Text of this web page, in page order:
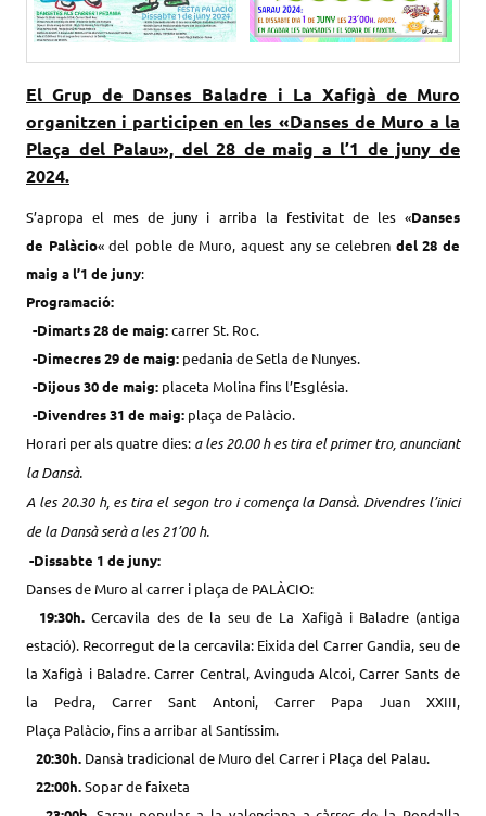
El Grup de Danses Baladre i La Xafigà de Muro
organitzen i participen en les «Danses de Muro a la
Plaça del Palau», del 28 de maig a l’1 de juny de
2024.
S’apropa el mes de juny i arriba la festivitat de les «Danses
de Palàcio«del poble de Muro, aquest any se celebren del 28 de
maig a l’1 de juny:
Programació:
-Dimarts 28de maig:carrer St. Roc.
-Dimecres29 de maig: pedania de Setla de Nunyes.
-Dijous30de maig: placeta Molina fins l’Església.
-Divendres31 de maig: plaça de Palàcio.
Horari per als quatre dies: a les 20.00 h es tira el primer tro, anunciant
la Dansà.
A les 20.30 h, es tira el segon tro i comença la Dansà. Divendres l’inici
de la Dansà serà a les 21’00 h.
-Dissabte 1 de juny:
Danses de Muro al carrer i plaça de PALÀCIO:
19:30h. Cercavila des de la seu de La Xafigà i Baladre (antiga
estació). Recorregut de la cercavila: Eixida del Carrer Gandia, seu de
la Xafigà i Baladre. Carrer Central, Avinguda Alcoi, Carrer Sants de
la Pedra, Carrer Sant Antoni, Carrer Papa Juan XXIII,
Plaça Palàcio, finsa arribar al Santíssim.
20:30h. Dansà tradicional de Muro del Carrer i Plaça del Palau.
22:00h.Sopar de faixeta